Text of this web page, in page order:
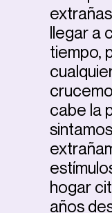
llegar a
tiempo,
cabe la
hogar
años